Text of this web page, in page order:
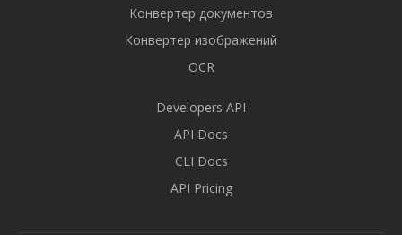
Конвертер документов
Конвертер изображений
OCR
Developers API
API Docs
CLI Docs
API Pricing